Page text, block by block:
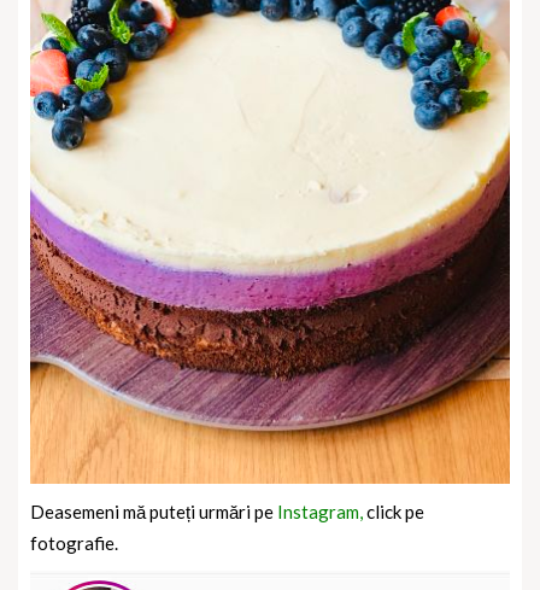
Deasemeni mă puteți urmări pe Instagram,click pe
fotografie.